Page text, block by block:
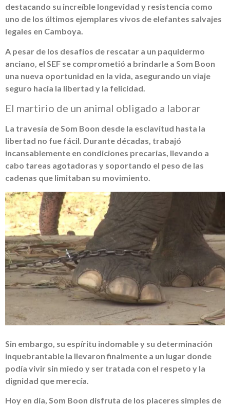
destacando su increíble longevidad y resistencia como
uno de los últimos ejemplares vivos de elefantes salvajes
legales en Camboya.
A pesar de los desafíos de rescatar a un paquidermo
anciano, el SEF se comprometió a brindarle a Som Boon
una nueva oportunidad en la vida, asegurando un viaje
seguro hacia la libertad y la felicidad.
El martirio de un animal obligado a laborar
La travesía de Som Boon desde la esclavitud hasta la
libertad no fue fácil. Durante décadas, trabajó
incansablemente en condiciones precarias, llevando a
cabo tareas agotadoras y soportando el peso de las
cadenas que limitaban su movimiento.
Sin embargo, su espíritu indomable y su determinación
inquebrantable la llevaron finalmente a un lugar donde
podía vivir sin miedo y ser tratada con el respeto y la
dignidad que merecía.
Hoy en día, Som Boon disfruta de los placeres simples de